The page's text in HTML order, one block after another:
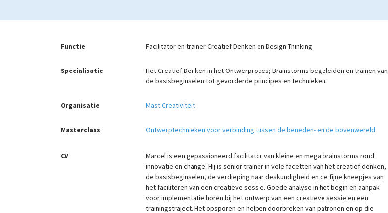
Functie Facilitator en trainer Creatief Denken en Design Thinking
Specialisatie
Het Creatief Denken in het Ontwerproces; Brainstorms begeleiden en trainen van
de basisbeginselen tot gevorderde principes en technieken.
Organisatie Mast Creativiteit
Masterclass Ontwerptechnieken voor verbinding tussen de beneden- en de bovenwereld
CV
Marcel is een gepassioneerd facilitator van kleine en mega brainstorms rond
innovatie en change. Hij is senior trainer in vele facetten van het creatief denken,
de basisbeginselen, de verdieping naar deskundigheid en de fijne kneepjes van
het faciliteren van een creatieve sessie. Goede analyse in het begin en aanpak
voor implementatie horen bij het ontwerp van een creatieve sessie en een
trainingstraject. Het opsporen en helpen doorbreken van patronen en op die